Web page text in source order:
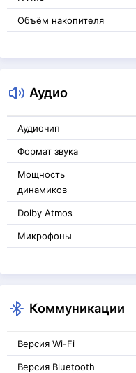
Объём накопителя
Аудио
Аудиочип
Формат звука
Мощность
динамиков
Dolby Atmos
Микрофоны
Коммуникации
Версия Wi-Fi
Версия Bluetooth